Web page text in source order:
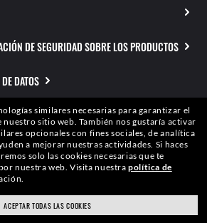
DE SEGURIDAD SOBRE LOS PRODUCTOS
DATOS
no podrá ser deducida ninguna de las
de los productos aquí descritos. Ciertas actividades
similares necesarias para garantizar el
nuestro sitio web. También nos gustaría activar
opcionales con fines sociales, de analítica
a mejorar nuestras actividades. Si haces
solo las cookies necesarias que te
nuestra web. Visita nuestrapolítica de
ACEPTAR TODAS LAS COOKIES